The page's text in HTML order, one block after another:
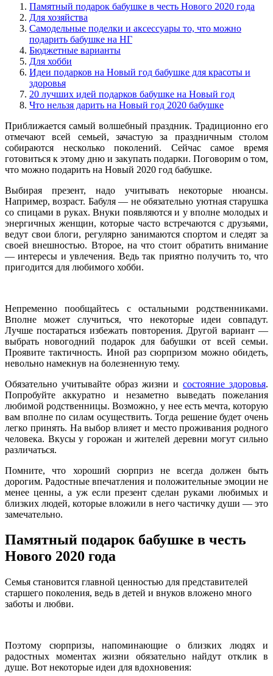
Памятный подарок бабушке в честь Нового 2020 года
Для хозяйства
Самодельные поделки и аксессуары то, что можно
подарить бабушке на НГ
Бюджетные варианты
Для хобби
Идеи подарков на Новый год бабушке для красоты и
здоровья
20 лучших идей подарков бабушке на Новый год
Что нельзя дарить на Новый год 2020 бабушке
Приближается самый волшебный праздник. Традиционно его
отмечают всей семьей, зачастую за праздничным столом
собираются несколько поколений. Сейчас самое время
готовиться к этому дню и закупать подарки. Поговорим о том,
что можно подарить на Новый 2020 год бабушке.
Выбирая презент, надо учитывать некоторые нюансы.
Например, возраст. Бабуля — не обязательно уютная старушка
со спицами в руках. Внуки появляются и у вполне молодых и
энергичных женщин, которые часто встречаются с друзьями,
ведут свои блоги, регулярно занимаются спортом и следят за
своей внешностью. Второе, на что стоит обратить внимание
— интересы и увлечения. Ведь так приятно получить то, что
пригодится для любимого хобби.
Непременно пообщайтесь с остальными родственниками.
Вполне может случиться, что некоторые идеи совпадут.
Лучше постараться избежать повторения. Другой вариант —
выбрать новогодний подарок для бабушки от всей семьи.
Проявите тактичность. Иной раз сюрпризом можно обидеть,
невольно намекнув на болезненную тему.
Обязательно учитывайте образ жизни и состояние здоровья.
Попробуйте аккуратно и незаметно выведать пожелания
любимой родственницы. Возможно, у нее есть мечта, которую
вам вполне по силам осуществить. Тогда решение будет очень
легко принять. На выбор влияет и место проживания родного
человека. Вкусы у горожан и жителей деревни могут сильно
различаться.
Помните, что хороший сюрприз не всегда должен быть
дорогим. Радостные впечатления и положительные эмоции не
менее ценны, а уж если презент сделан руками любимых и
близких людей, которые вложили в него частичку души — это
замечательно.
Памятный подарок бабушке в честь
Нового 2020 года
Семья становится главной ценностью для представителей
старшего поколения, ведь в детей и внуков вложено много
заботы и любви.
Поэтому сюрпризы, напоминающие о близких людях и
радостных моментах жизни обязательно найдут отклик в
душе. Вот некоторые идеи для вдохновения: